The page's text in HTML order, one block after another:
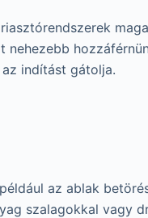
indítást gátolja.
az ablak
szalagokkal vagy